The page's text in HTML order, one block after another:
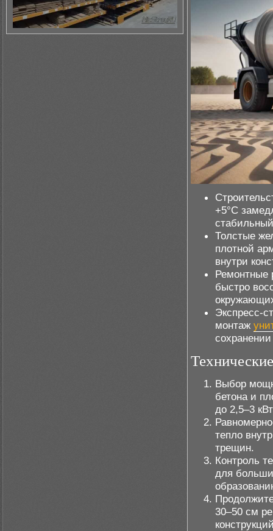
+5°C
Толстые
плотной
внутри
Ремонтные
быстро
Экспресс-
монтаж
Выбор
бетона и
до 2,5–3
тепло
трещин.
Контроль
для
30–50 см